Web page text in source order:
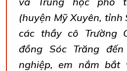
(huyện Mỹ Xuyên, tỉnh
các thầy cô Trường
đồng Sóc Trăng
nghiệp, em nắm